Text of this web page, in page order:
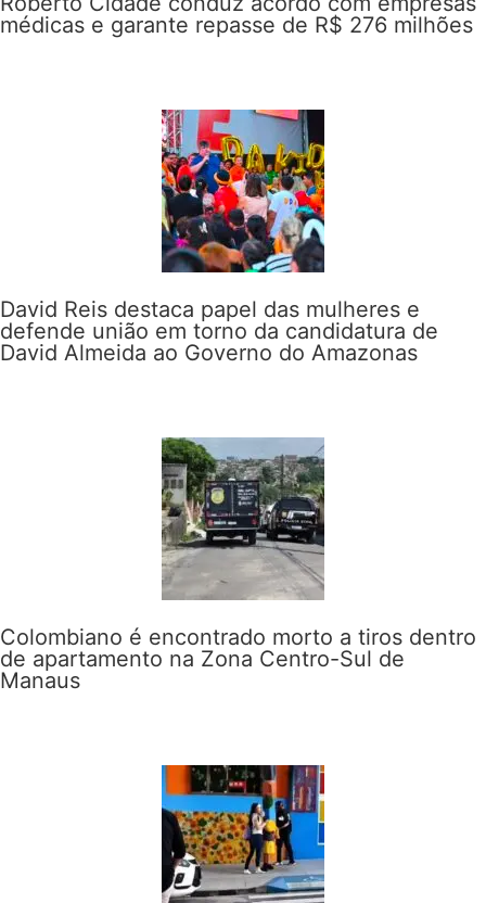
médicas e garante repasse de R$ 276 milhões
David Reis destaca papel das mulheres e
defende união em torno da candidatura de
David Almeida ao Governo do Amazonas
Colombiano é encontrado morto a tiros dentro
de apartamento na Zona Centro-Sul de
Manaus